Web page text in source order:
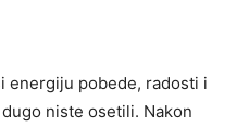
energiju pobede, radosti i
niste osetili. Nakon